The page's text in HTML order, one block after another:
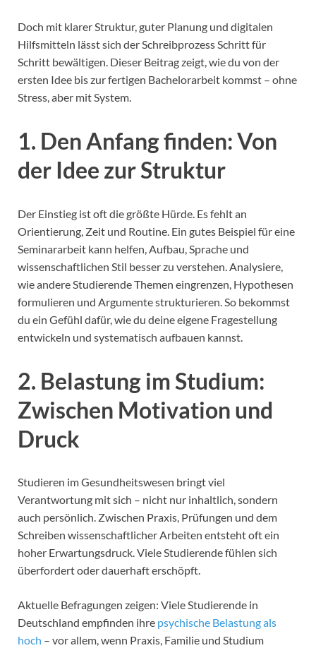
Doch mit klarer Struktur, guter Planung und digitalen
Hilfsmitteln lässt sich der Schreibprozess Schritt für
Schritt bewältigen. Dieser Beitrag zeigt, wie du von der
ersten Idee bis zur fertigen Bachelorarbeit kommst – ohne
Stress, aber mit System.
1. Den Anfang finden: Von
der Idee zur Struktur
Der Einstieg ist oft die größte Hürde. Es fehlt an
Orientierung, Zeit und Routine. Ein gutes Beispiel für eine
Seminararbeit kann helfen, Aufbau, Sprache und
wissenschaftlichen Stil besser zu verstehen. Analysiere,
wie andere Studierende Themen eingrenzen, Hypothesen
formulieren und Argumente strukturieren. So bekommst
du ein Gefühl dafür, wie du deine eigene Fragestellung
entwickeln und systematisch aufbauen kannst.
2. Belastung im Studium:
Zwischen Motivation und
Druck
Studieren im Gesundheitswesen bringt viel
Verantwortung mit sich – nicht nur inhaltlich, sondern
auch persönlich. Zwischen Praxis, Prüfungen und dem
Schreiben wissenschaftlicher Arbeiten entsteht oft ein
hoher Erwartungsdruck. Viele Studierende fühlen sich
überfordert oder dauerhaft erschöpft.
Aktuelle Befragungen zeigen: Viele Studierende in
Deutschland empfinden ihre psychische Belastung als
hoch – vor allem, wenn Praxis, Familie und Studium